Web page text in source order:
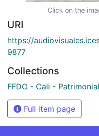
Click on the
URI
https://
9877
Collections
FFDO - Cali - Patrimonial
Full item page